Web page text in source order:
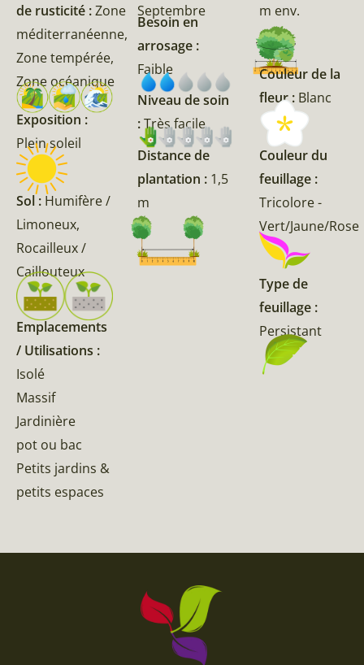
de rusticité :Zone
méditerranéenne,
Zone tempérée,
Zone océanique
Exposition :
Plein soleil
Sol : Humifère /
Limoneux,
Rocailleux /
Caillouteux
Emplacements
/ Utilisations :
Isolé
Massif
Jardinière
pot ou bac
Petits jardins &
petits espaces
Septembre
Besoin en
arrosage :
Faible
Niveau de soin
:Très facile
Distance de
plantation : 1,5
m
m env.
Couleur de la
fleur : Blanc
Couleur du
feuillage :
Tricolore -
Vert/Jaune/Rose
Type de
feuillage :
Persistant